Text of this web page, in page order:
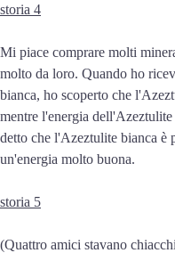
storia 4
Mi piace comprare molti
molto da loro. Quando ho
bianca, ho scoperto che
mentre l'energia
detto che l'Azeztulite bianca è
un'energia molto buona.
storia 5
(Quattro amici stavano